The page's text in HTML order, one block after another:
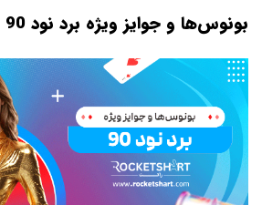
بونوس‌ها و جوایز ویژه برد نود 90